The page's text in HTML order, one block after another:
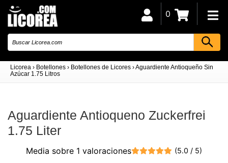
Licorea › Botellones › Botellones de Licores ›Aguardiente Antioqueño Sin
Azúcar 1.75 Litros
0
Aguardiente Antioqueno Zuckerfrei
1.75 Liter
Media sobre 1 valoraciones (5.0 / 5)